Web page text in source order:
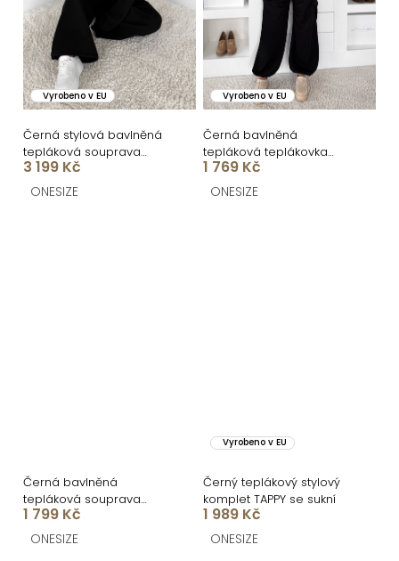
Vyrobeno v EU
Černá stylová bavlněná
tepláková souprava
ADELLINE
3 199 Kč
ONESIZE
Vyrobeno v EU
Černá bavlněná
tepláková teplákovka
souprava WENARI
1 769 Kč
ONESIZE
Černá bavlněná
tepláková souprava
DURIEN
1 799 Kč
ONESIZE
Vyrobeno v EU
Černý teplákový stylový
komplet TAPPY se sukní
1 989 Kč
ONESIZE